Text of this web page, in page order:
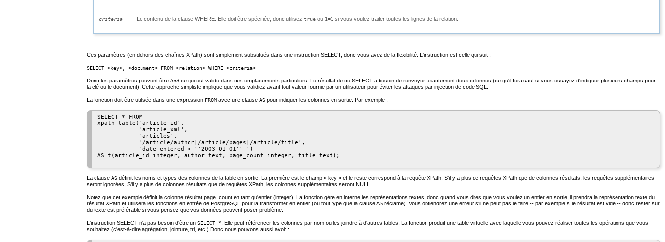
criteria Le contenu de la clause WHERE. Elle doit être spécifiée, donc utilisez trueou 1=1 si vous voulez traiter toutes les lignes de la relation.
Ces paramètres (en dehors des chaînes XPath) sont simplement substitués dans une instruction SELECT, donc vous avez de la flexibilité. L'instruction est celle qui suit :
SELECT <key>, <document> FROM <relation> WHERE <criteria>
Donc les paramètres peuvent être toutce qui est valide dans ces emplacements particuliers. Le résultat de ce SELECT a besoin de renvoyer exactement deux colonnes (ce qu'il fera sauf si vous essayez d'indiquer plusieurs champs pour
la clé ou le document). Cette approche simpliste implique que vous validiez avant tout valeur fournie par un utilisateur pour éviter les attaques par injection de code SQL.
La fonction doit être utilisée dans une expression FROM avec une clause AS pour indiquer les colonnes en sortie. Par exemple :
SELECT * FROM
xpath_table('article_id',
            'article_xml',
            'articles',
            '/article/author|/article/pages|/article/title',
            'date_entered > ''2003-01-01'' ')
AS t(article_id integer, author text, page_count integer, title text);
La clause AS définit les noms et types des colonnes de la table en sortie. La première est le champ « key » et le reste correspond à la requête XPath. S'il y a plus de requêtes XPath que de colonnes résultats, les requêtes supplémentaires
seront ignorées, S'il y a plus de colonnes résultats que de requêtes XPath, les colonnes supplémentaires seront NULL.
Notez que cet exemple définit la colonne résultat page_count en tant qu'entier (integer). La fonction gère en interne les représentations textes, donc quand vous dites que vous voulez un entier en sortie, il prendra la représentation texte du
résultat XPath et utilisera les fonctions en entrée de PostgreSQL pour la transformer en entier (ou tout type que la clauseAS réclame). Vous obtiendrez une erreur s'il ne peut pas le faire -- par exemple si le résultat est vide -- donc rester sur
du texte est préférable si vous pensez que vos données peuvent poser problème.
L'instruction SELECT n'a pas besoin d'être un SELECT *. Elle peut référencer les colonnes par nom ou les joindre à d'autres tables. La fonction produit une table virtuelle avec laquelle vous pouvez réaliser toutes les opérations que vous
souhaitez (c'est-à-dire agrégation, jointure, tri, etc.) Donc nous pouvons aussi avoir :